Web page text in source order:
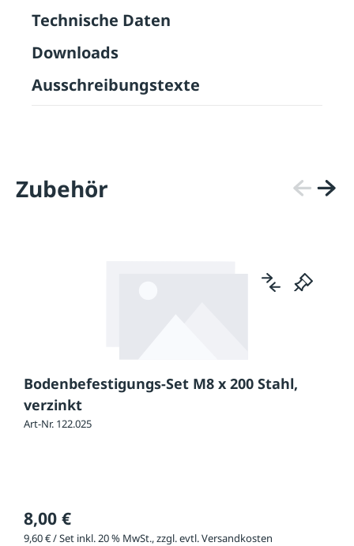
Technische Daten
Downloads
Ausschreibungstexte
Zubehör
Bodenbefestigungs-Set M8 x 200 Stahl,
verzinkt
Art-Nr. 122.025
8,00 €
9,60 € / Set inkl. 20 % MwSt., zzgl. evtl. Versandkosten